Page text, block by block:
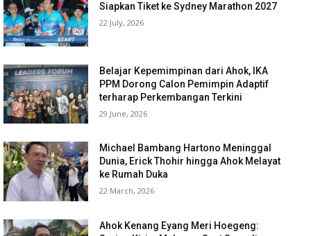
Siapkan Tiket ke Sydney Marathon 2027
22 July, 2026
Belajar Kepemimpinan dari Ahok, IKA
PPM Dorong Calon Pemimpin Adaptif
terharap Perkembangan Terkini
29 June, 2026
Michael Bambang Hartono Meninggal
Dunia, Erick Thohir hingga Ahok Melayat
ke Rumah Duka
22 March, 2026
Ahok Kenang Eyang Meri Hoegeng: